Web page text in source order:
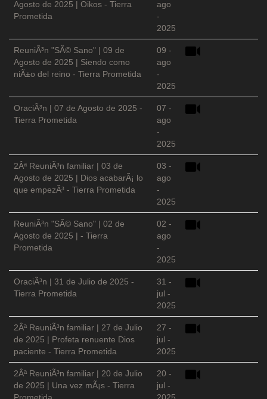
Agosto de 2025 | Oikos - Tierra
Prometida
ago
-
2025
ReuniÃ³n "SÃ© Sano" | 09 de
Agosto de 2025 | Siendo como
niÃ±o del reino - Tierra Prometida
09 -
ago
-
2025
OraciÃ³n | 07 de Agosto de 2025 -
Tierra Prometida
07 -
ago
-
2025
2Âª ReuniÃ³n familiar | 03 de
Agosto de 2025 | Dios acabarÃ¡ lo
que empezÃ³ - Tierra Prometida
03 -
ago
-
2025
ReuniÃ³n "SÃ© Sano" | 02 de
Agosto de 2025 | - Tierra
Prometida
02 -
ago
-
2025
OraciÃ³n | 31 de Julio de 2025 -
Tierra Prometida
31 -
jul -
2025
2Âª ReuniÃ³n familiar | 27 de Julio
de 2025 | Profeta renuente Dios
paciente - Tierra Prometida
27 -
jul -
2025
2Âª ReuniÃ³n familiar | 20 de Julio
de 2025 | Una vez mÃ¡s - Tierra
20 -
jul -